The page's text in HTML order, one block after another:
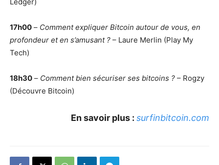
17h00 – Comment expliquer Bitcoin autour de vous, en
profondeur et en s’amusant ? – Laure Merlin (Play My
Tech)
18h30 – Comment bien sécuriser ses bitcoins ? – Rogzy
(Découvre Bitcoin)
En savoir plus : surfinbitcoin.com